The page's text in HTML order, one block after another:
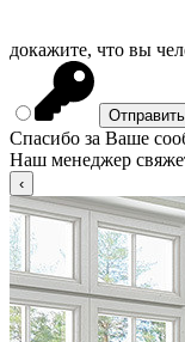
докажите, что вы
Спасибо за Ваше
Наш менеджер